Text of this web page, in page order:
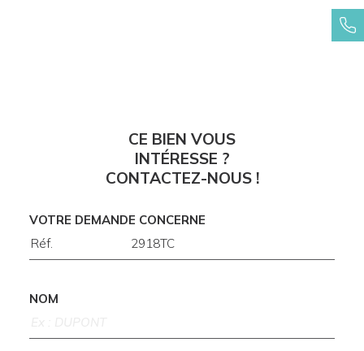
CE BIEN VOUS
INTÉRESSE ?
CONTACTEZ-NOUS !
VOTRE DEMANDE CONCERNE
NOM